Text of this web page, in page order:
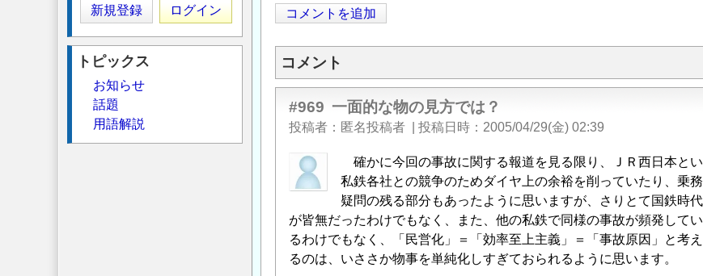
コメントを追加
コメント
#969 一面的な物の見方では？
投稿者 匿名投稿者 投稿日時 2005/04/29(金) 02:39
確かに今回の事故に関する報道を見る限り、ＪＲ西日本と
私鉄各社との競争のためダイヤ上の余裕を削っていたり、乗
疑問の残る部分もあったように思いますが、さりとて国鉄時
が皆無だったわけでもなく、また、他の私鉄で同様の事故が頻発してい
るわけでもなく、「民営化」＝「効率至上主義」＝「事故原因」と考え
るのは、いささか物事を単純化しすぎておられるように思います。
新規登録 ログイン
トピックス
お知らせ
話題
用語解説